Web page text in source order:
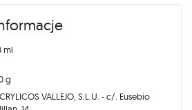
ml
g
VALLEJO, S.L.U. - c/. Eusebio